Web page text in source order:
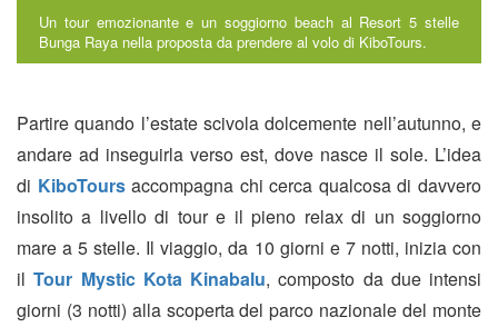
Un tour emozionante e un soggiorno beach al Resort 5 stelle
Bunga Raya nella proposta da prendere al volo di KiboTours.
Partire quando l’estate scivola dolcemente nell’autunno, e
andare ad inseguirla verso est, dove nasce il sole. L’idea
di KiboToursaccompagna chi cerca qualcosa di davvero
insolito a livello di tour e il pieno relax di un soggiorno
mare a 5 stelle. Il viaggio, da 10 giorni e 7 notti, inizia con
ilTour Mystic Kota Kinabalu, composto da due intensi
giorni (3 notti) alla scoperta del parco nazionale del monte